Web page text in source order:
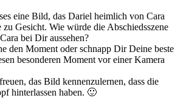
eine Bild, das Dariel heimlich von Cara
Gesicht. Wie würde die Abschiedsszene
bei Dir aussehen?
den Moment oder schnapp Dir Deine beste
besonderen Moment vor einer Kamera
das Bild kennenzulernen, dass die
hinterlassen haben. 🙂